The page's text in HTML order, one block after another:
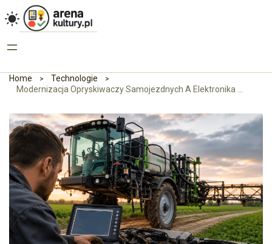
Home
Technologie
Modernizacja Opryskiwaczy Samojezdnych A Elektronika Sterująca – Objawy, Że System Wymaga Odświeżenia